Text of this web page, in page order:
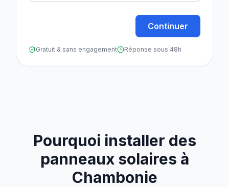
Continuer
Gratuit & sans engagement Réponse sous 48h
Pourquoi installer des
panneaux solaires à
Chambonie